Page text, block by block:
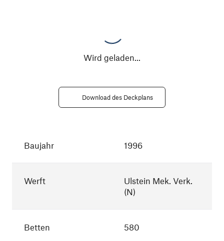
Wird geladen
Download des Deckplans
Baujahr 1996
Werft
Ulstein Mek. Verk.
(N)
Betten 580